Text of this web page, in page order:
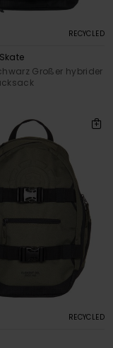
RECYCLED
Großer hybrider
RECYCLED